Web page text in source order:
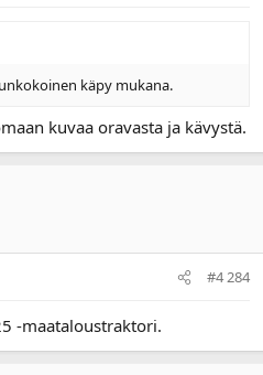
käpy mukana.
kuvaa oravasta ja kävystä.
#4 284
-maataloustraktori.